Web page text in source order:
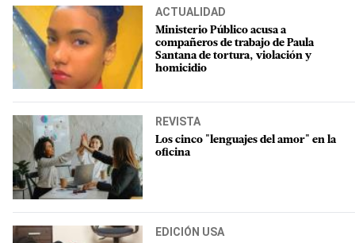
ACTUALIDAD
Ministerio Público acusa a
compañeros de trabajo de Paula
Santana de tortura, violación y
homicidio
REVISTA
Los cinco "lenguajes del amor" en la
oficina
EDICIÓN USA